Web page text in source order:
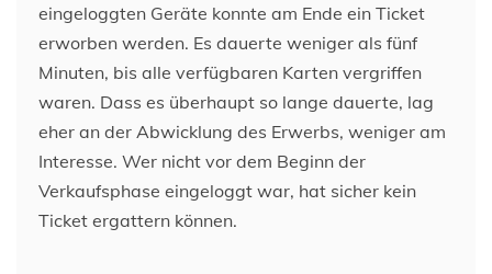
eingeloggten Geräte konnte am Ende ein Ticket
erworben werden. Es dauerte weniger als fünf
Minuten, bis alle verfügbaren Karten vergriffen
waren. Dass es überhaupt so lange dauerte, lag
eher an der Abwicklung des Erwerbs, weniger am
Interesse. Wer nicht vor dem Beginn der
Verkaufsphase eingeloggt war, hat sicher kein
Ticket ergattern können.